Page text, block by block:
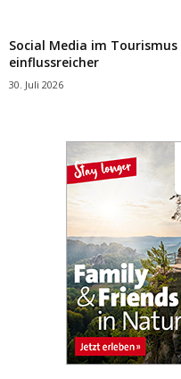
Social Media im
einflussreicher
30. Juli 2026